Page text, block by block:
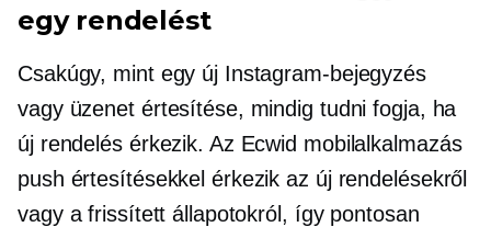
egy rendelést
Csakúgy, mint egy új Instagram-bejegyzés
vagy üzenet értesítése, mindig tudni fogja, ha
új rendelés érkezik. Az Ecwid mobilalkalmazás
push értesítésekkel érkezik az új rendelésekről
vagy a frissített állapotokról, így pontosan